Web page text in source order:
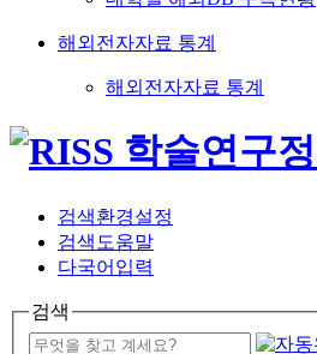
해외전자자료 통계
해외전자자료 통계
검색환경설정
검색도움말
다국어입력
검색